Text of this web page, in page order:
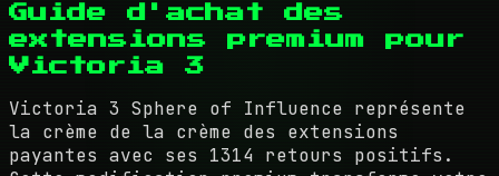
Guide d'achat des
extensions premium pour
Victoria 3
Victoria 3 Sphere of Influence représente
la crème de la crème des extensions
payantes avec ses 1314 retours positifs.